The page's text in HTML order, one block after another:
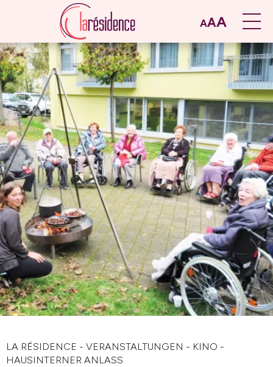
AAA
LA RÉSIDENCE - VERANSTALTUNGEN - KINO -
HAUSINTERNER ANLASS